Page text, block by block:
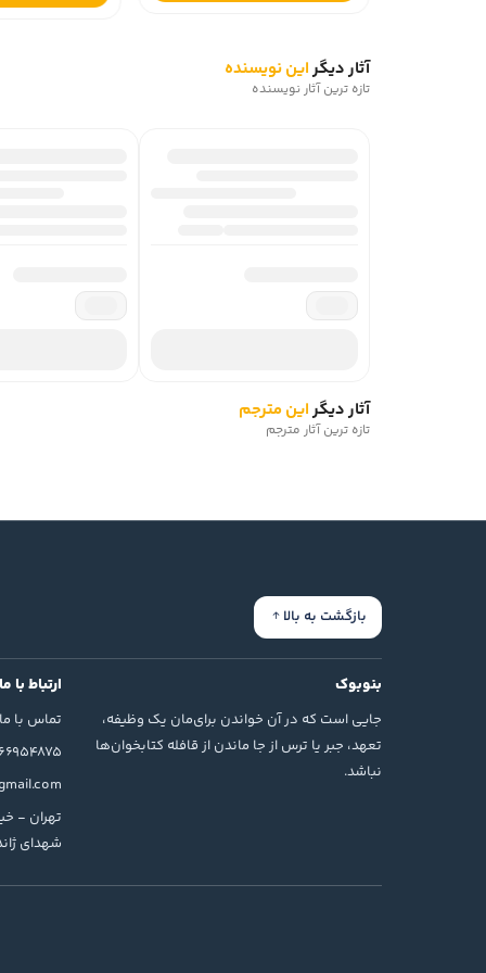
آثار دیگراین نویسنده
تازه ترین آثار نویسنده
آثار دیگراین مترجم
تازه ترین آثار مترجم
بازگشت به بالا
بنوبوک
جایی است که در آن خواندن برای‌مان یک وظیفه،
تعهد، جبر یا ترس از جا ماندن از قافله کتابخوان‌ها
نباشد.
ارتباط با ما
تماس با ما
تهران -
شهدای